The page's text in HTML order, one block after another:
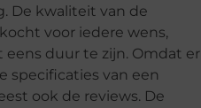
De kwaliteit van de
voor iedere wens,
duur te zijn. Omdat er
specificaties van een
ook de reviews. De